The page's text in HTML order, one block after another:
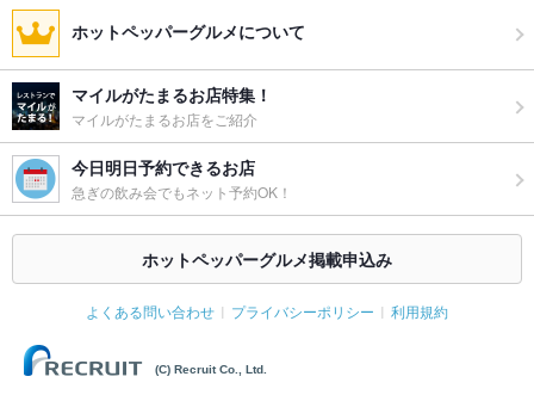
ホットペッパーグルメについて
マイルがたまるお店特集！
マイルがたまるお店をご紹介
今日明日予約できるお店
急ぎの飲み会でもネット予約OK！
ホットペッパーグルメ掲載申込み
よくある問い合わせ プライバシーポリシー 利用規約
(C) Recruit Co., Ltd.